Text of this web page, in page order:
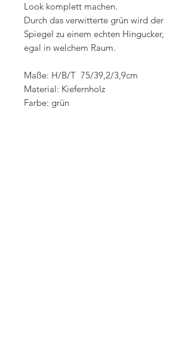
Look komplett machen.
Durch das verwitterte grün wird der
Spiegel zu einem echten Hingucker,
egal in welchem Raum.
Maße: H/B/T 75/39,2/3,9cm
Material: Kiefernholz
Farbe: grün